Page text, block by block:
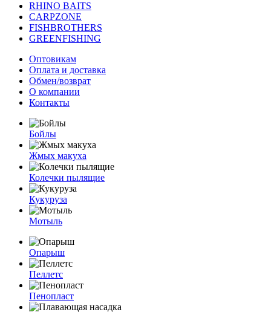
RHINO BAITS
CARPZONE
FISHBROTHERS
GREENFISHING
Оптовикам
Оплата и доставка
Обмен/возврат
О компании
Контакты
Бойлы
Жмых макуха
Колечки пылящие
Кукуруза
Мотыль
Опарыш
Пеллетс
Пенопласт